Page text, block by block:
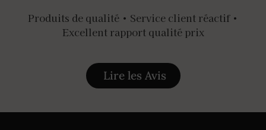
Produits de qualité • Service client réactif •
Excellent rapport qualité prix
Lire les Avis